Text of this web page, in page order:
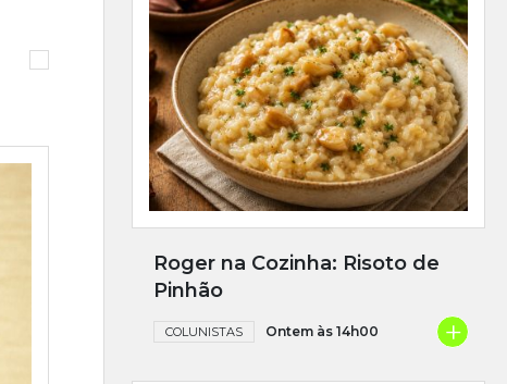
Roger na Cozinha: Risoto de
Pinhão
COLUNISTAS Ontem às 14h00 +